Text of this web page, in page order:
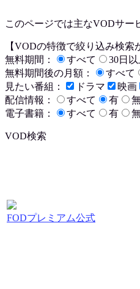
このページでは主なVODサー
【VODの特徴で絞り込み検索
無料期間：
すべて 30日
無料期間後の月額：
すべて
見たい番組：
ドラマ 映画
配信情報：
すべて 有
電子書籍：
すべて 有
VOD検索
FODプレミアム公式